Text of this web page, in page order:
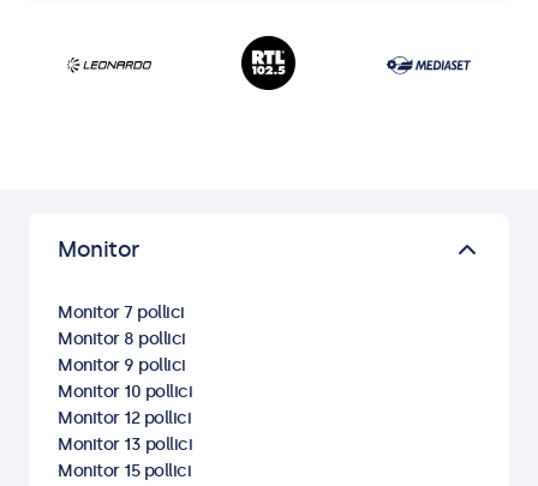
Monitor
Monitor 7 pollici
Monitor 8 pollici
Monitor 9 pollici
Monitor 10 pollici
Monitor 12 pollici
Monitor 13 pollici
Monitor 15 pollici